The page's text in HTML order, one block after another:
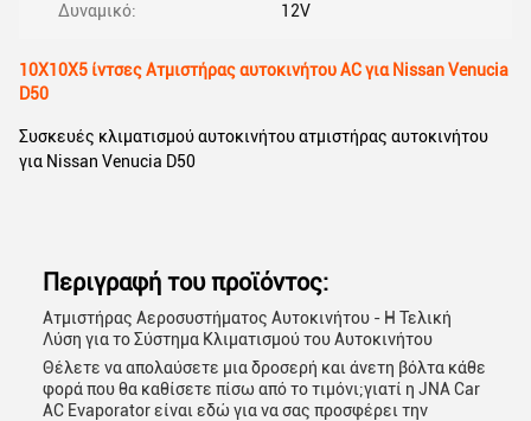
Δυναμικό: 12V
10X10X5 ίντσες Ατμιστήρας αυτοκινήτου AC για Nissan Venucia
D50
Συσκευές κλιματισμού αυτοκινήτου ατμιστήρας αυτοκινήτου
για Nissan Venucia D50
Περιγραφή του προϊόντος:
Ατμιστήρας Αεροσυστήματος Αυτοκινήτου - Η Τελική
Λύση για το Σύστημα Κλιματισμού του Αυτοκινήτου
Θέλετε να απολαύσετε μια δροσερή και άνετη βόλτα κάθε
φορά που θα καθίσετε πίσω από το τιμόνι;γιατί η JNA Car
AC Evaporator είναι εδώ για να σας προσφέρει την